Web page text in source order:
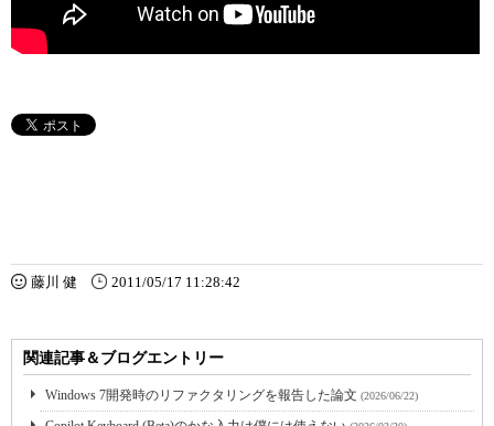
藤川 健 2011/05/17 11:28:42
関連記事＆ブログエントリー
Windows 7開発時のリファクタリングを報告した論文 (2026/06/22)